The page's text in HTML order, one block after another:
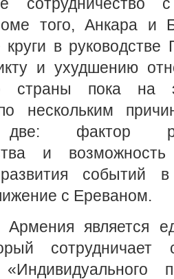
того, Анкара и
круги в руководстве
и ухудшению
страны пока на
нескольким
фактор
и
событий
с Ереваном.
Армения является